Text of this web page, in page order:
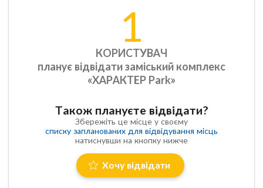
1
КОРИСТУВАЧ
планує відвідати заміський комплекс
«ХАРАКТЕР Park»
Також плануєте відвідати?
Збережіть це місце у своєму
списку запланованих для відвідування місць
натиснувши на кнопку нижче
Хочу відвідати